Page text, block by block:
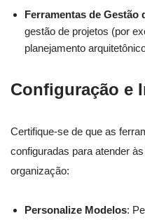
Ferramentas de Gestão
gestão de projetos (por
planejamento
Configuração e
Certifique-se de que as
configuradas para atender
organização:
Personalize Modelos: